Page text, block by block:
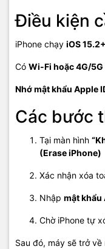
Điều kiện
iPhone chạy iOS 15.2+
Có Wi-Fi hoặc 4G/5G
Nhớ mật khẩu Apple
Các bước
Tại màn hình
(Erase iPhone)
Xác nhận xóa
Nhập mật khẩu
Chờ iPhone tự
Sau đó, máy sẽ trở về